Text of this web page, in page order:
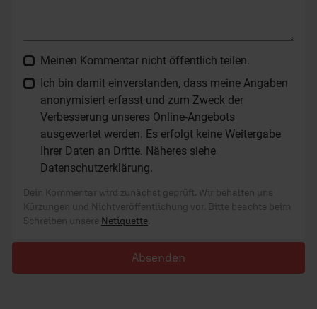
Meinen Kommentar nicht öffentlich teilen.
Ich bin damit einverstanden, dass meine Angaben
anonymisiert erfasst und zum Zweck der
Verbesserung unseres Online-Angebots
ausgewertet werden. Es erfolgt keine Weitergabe
Ihrer Daten an Dritte. Näheres siehe
Datenschutzerklärung.
Dein Kommentar wird zunächst geprüft. Wir behalten uns
Kürzungen und Nichtveröffentlichung vor. Bitte beachte beim
Schreiben unsere Netiquette.
Absenden